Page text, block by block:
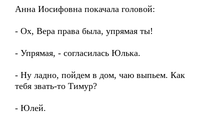
Анна Иосифовна покачала головой:
- Ох, Вера права была, упрямая ты!
- Упрямая, - согласилась Юлька.
- Ну ладно, пойдем в дом, чаю выпьем. Как
тебя звать-то Тимур?
- Юлей.